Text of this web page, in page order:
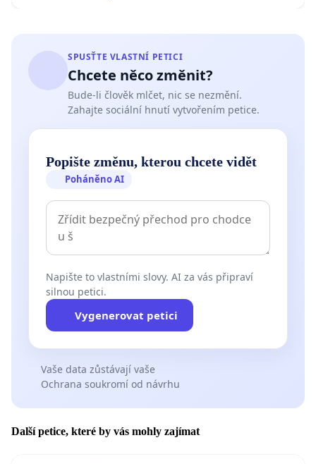
SPUSŤTE VLASTNÍ PETICI
Chcete něco změnit?
Bude-li člověk mlčet, nic se nezmění.
Zahajte sociální hnutí vytvořením petice.
Popište změnu, kterou chcete vidět
Poháněno AI
Napište to vlastními slovy. AI za vás připraví
silnou petici.
Vygenerovat petici
Vaše data zůstávají vaše
Ochrana soukromí od návrhu
Další petice, které by vás mohly zajímat